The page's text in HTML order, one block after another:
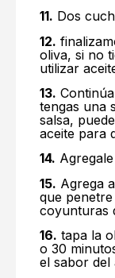
11. Dos
12.
oliva, si no
utilizar
13.
tengas una
salsa,
aceite para
14.
15. Agrega
que
coyunturas
16. tapa la
o 30
el sabor del